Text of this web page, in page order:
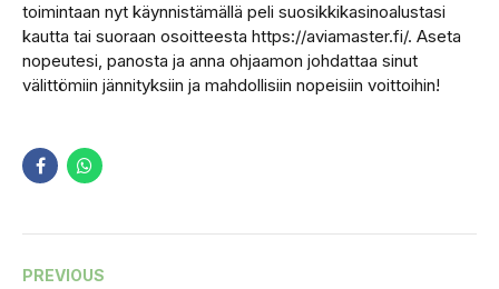
toimintaan nyt käynnistämällä peli suosikkikasinoalustasi
kautta tai suoraan osoitteesta https://aviamaster.fi/. Aseta
nopeutesi, panosta ja anna ohjaamon johdattaa sinut
välittömiin jännityksiin ja mahdollisiin nopeisiin voittoihin!
PREVIOUS